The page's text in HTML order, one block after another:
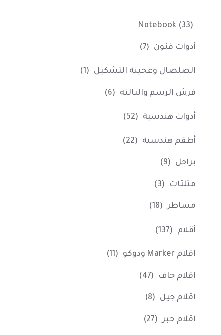
Notebook (33)
أدوات فنون (7)
الصلصال وعجينة التشكيل (1)
فرش الرسم والبالته (6)
أدوات هندسية (52)
أطقم هندسية (22)
براجل (9)
مثلثات (3)
مساطر (18)
أقلام (137)
اقلام Marker ودوكو (11)
اقلام جاف (47)
اقلام جيل (8)
اقلام حبر (27)